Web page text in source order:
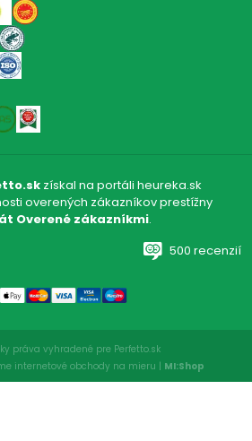
získal na portáli heureka.sk
overených zákazníkov prestížny
Overené zákazníkmi.
500 recenzií
práva vyhradené pre Perfetto.sk
internetové obchody na mieru | MI:Shop